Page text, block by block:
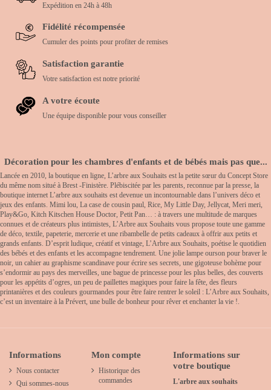
Expédition en 24h à 48h
Fidélité récompensée
Cumuler des points pour profiter de remises
Satisfaction garantie
Votre satisfaction est notre priorité
A votre écoute
Une équipe disponible pour vous conseiller
Décoration pour les chambres d'enfants et de bébés mais pas que...
Lancée en 2010, la boutique en ligne, L’arbre aux Souhaits est la petite sœur du Concept Store
du même nom situé à Brest -Finistère. Plébiscitée par les parents, reconnue par la presse, la
boutique internet L’arbre aux souhaits est devenue un incontournable dans l’univers déco et
jeux des enfants. Mimi lou, La case de cousin paul, Rice, My Little Day, Jellycat, Meri meri,
Play&Go, Kitch Kitschen House Doctor, Petit Pan… : à travers une multitude de marques
connues et de créateurs plus intimistes, L’Arbre aux Souhaits vous propose toute une gamme
de déco, textile, papeterie, mercerie et une ribambelle de petits cadeaux à offrir aux petits et
grands enfants. D’esprit ludique, créatif et vintage, L’Arbre aux Souhaits, poétise le quotidien
des bébés et des enfants et les accompagne tendrement. Une jolie lampe ourson pour braver le
noir, un cahier au graphisme scandinave pour écrire ses secrets, une gigoteuse bohème pour
s’endormir au pays des merveilles, une bague de princesse pour les plus belles, des couverts
pour les appétits d’ogres, un peu de paillettes magiques pour faire la fête, des fleurs
printanières et des couleurs gourmandes pour être faire rentrer le soleil : L’Arbre aux Souhaits,
c’est un inventaire à la Prévert, une bulle de bonheur pour rêver et enchanter la vie !.
Informations
Nous contacter
Qui sommes-nous
Mon compte
Historique des
commandes
Informations sur
votre boutique
L'arbre aux souhaits